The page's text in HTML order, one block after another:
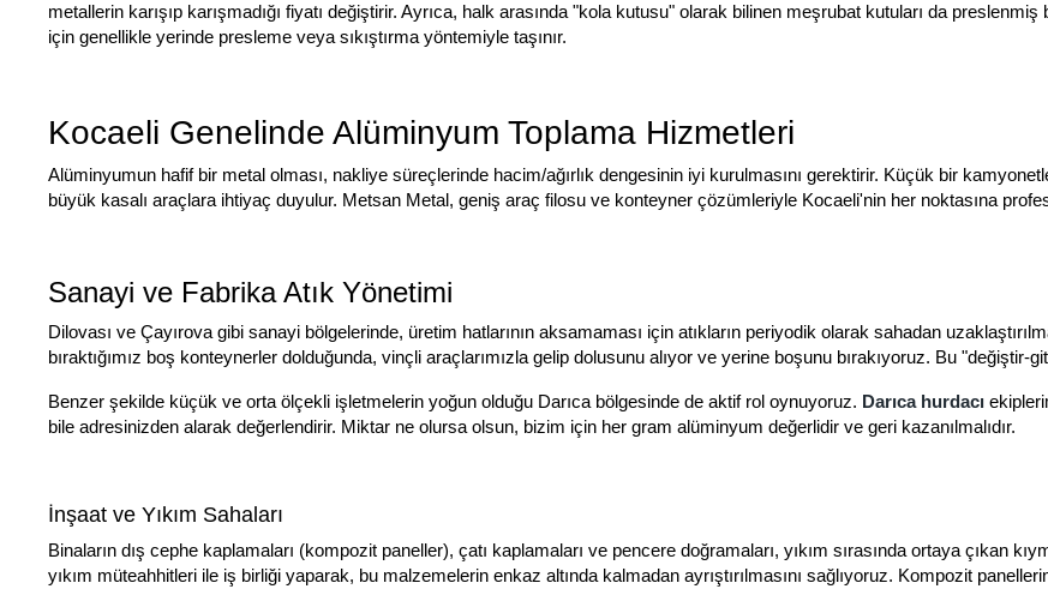
metallerin karışıp karışmadığı fiyatı değiştirir. Ayrıca, halk arasında "kola kutusu" olarak bilinen meşrubat kutuları da
için genellikle yerinde presleme veya sıkıştırma yöntemiyle taşınır.
Kocaeli Genelinde Alüminyum Toplama Hizmetleri
Alüminyumun hafif bir metal olması, nakliye süreçlerinde hacim/ağırlık dengesinin iyi kurulmasını gerektirir. Küçük bir
büyük kasalı araçlara ihtiyaç duyulur. Metsan Metal, geniş araç filosu ve konteyner çözümleriyle Kocaeli'nin her noktasına
Sanayi ve Fabrika Atık Yönetimi
Dilovası ve Çayırova gibi sanayi bölgelerinde, üretim hatlarının aksamaması için atıkların periyodik olarak sahadan
bıraktığımız boş konteynerler dolduğunda, vinçli araçlarımızla gelip dolusunu alıyor ve yerine boşunu bırakıyoruz. Bu
Benzer şekilde küçük ve orta ölçekli işletmelerin yoğun olduğu Darıca bölgesinde de aktif rol oynuyoruz. Darıca hurdacı
bile adresinizden alarak değerlendirir. Miktar ne olursa olsun, bizim için her gram alüminyum değerlidir ve geri kazanılmalıdır.
İnşaat ve Yıkım Sahaları
Binaların dış cephe kaplamaları (kompozit paneller), çatı kaplamaları ve pencere doğramaları, yıkım sırasında ortaya çıkan
yıkım müteahhitleri ile iş birliği yaparak, bu malzemelerin enkaz altında kalmadan ayrıştırılmasını sağlıyoruz. Kompozit